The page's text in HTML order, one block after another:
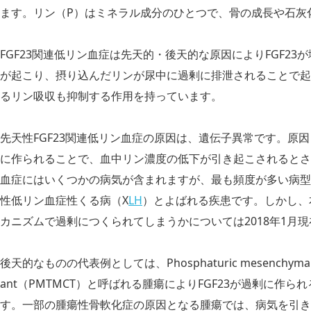
ます。リン（P）はミネラル成分のひとつで、骨の成長や石
FGF23関連低リン血症は先天的・後天的な原因によりFGF23
が起こり、摂り込んだリンが尿中に過剰に排泄されることで
るリン吸収も抑制する作用を持っています。
先天性FGF23関連低リン血症の原因は、遺伝子異常です。原
に作られることで、血中リン濃度の低下が引き起こされると
血症にはいくつかの病気が含まれますが、最も頻度が多い病
性低リン血症性くる病（XLH）とよばれる疾患です。しかし
カニズムで過剰につくられてしまうかについては2018年1月
後天的なものの代表例としては、Phosphaturic
ant（PMTMCT）と呼ばれる腫瘍によりFGF23が過剰に作ら
す。一部の腫瘍性骨軟化症の原因となる腫瘍では、病気を引